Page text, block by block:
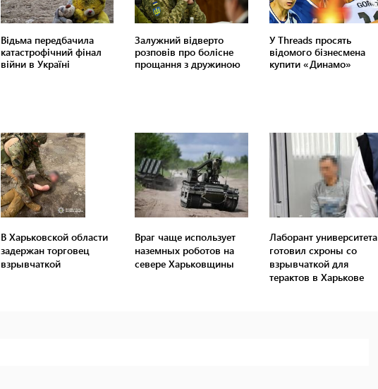
В Харьковской области
задержан торговец
взрывчаткой
Враг чаще использует
наземных роботов на
севере Харьковщины
Лаборант университета
готовил схроны со
взрывчаткой для
терактов в Харькове